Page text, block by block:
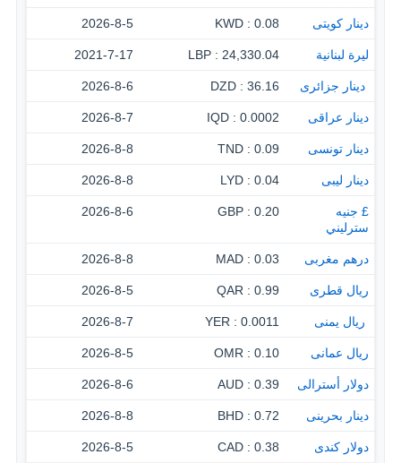
دينار كويتى 0.08 : KWD
2026-8-5
ليرة لبنانية 24,330.04 : LBP
2021-7-17
‏ دينار جزائرى 36.16 : DZD
2026-8-6
دينار عراقى 0.0002 : IQD
2026-8-7
دينار تونسى 0.09 : TND
2026-8-8
دينار ليبى 0.04 : LYD
2026-8-8
£ جنيه
سترليني
0.20 : GBP
2026-8-6
درهم مغربى 0.03 : MAD
2026-8-8
ريال قطرى 0.99 : QAR
2026-8-5
‏ ريال يمنى 0.0011 : YER
2026-8-7
ريال عمانى 0.10 : OMR
2026-8-5
دولار أسترالى 0.39 : AUD
2026-8-6
دينار بحرينى 0.72 : BHD
2026-8-8
دولار كندى 0.38 : CAD
2026-8-5